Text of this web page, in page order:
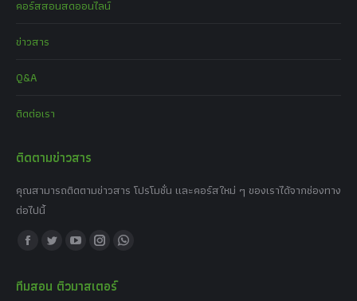
คอร์สสอนสดออนไลน์
ข่าวสาร
Q&A
ติดต่อเรา
ติดตามข่าวสาร
คุณสามารถติดตามข่าวสาร โปรโมชั่น และคอร์สใหม่ ๆ ของเราได้จากช่องทาง
ต่อไปนี้
Find us on:
Facebook
opens
Twitter
opens
YouTube
opens
Instagram
opens
Whatsapp
ทีมสอน ติวมาสเตอร์